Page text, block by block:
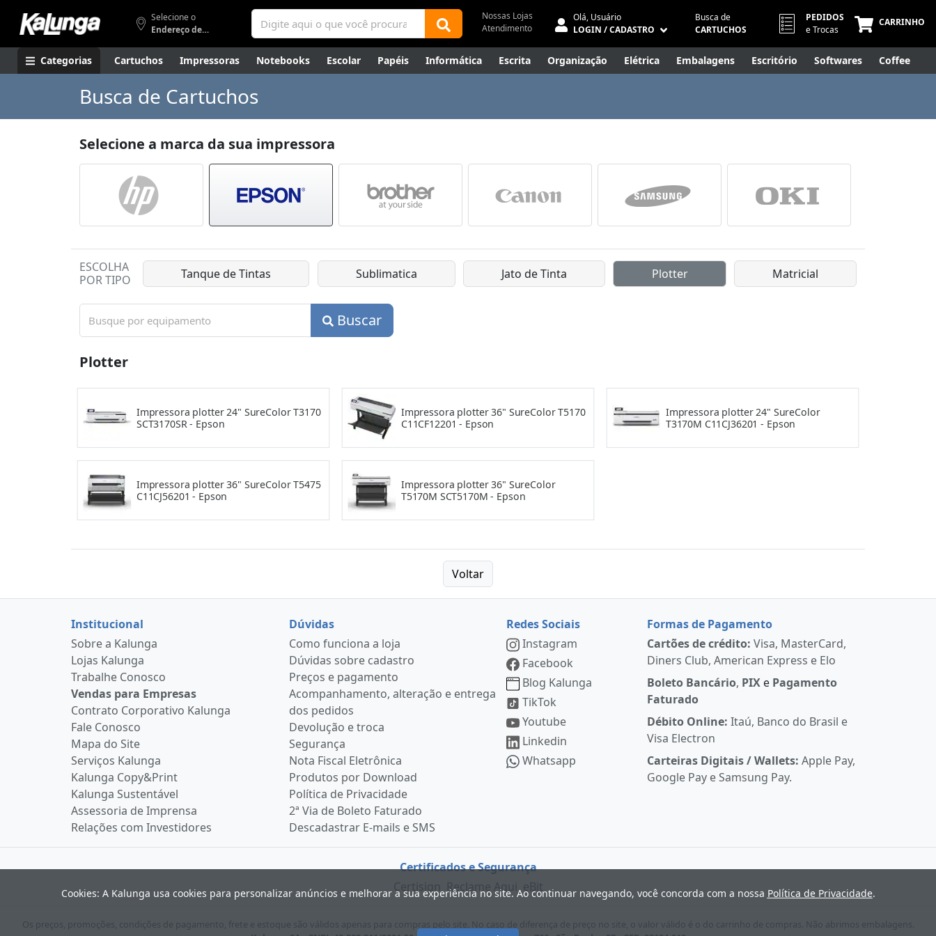
Selecione o
Endereço de entrega
Nossas Lojas
Atendimento
Olá, Usuário
LOGIN / CADASTRO
Busca de
CARTUCHOS
PEDIDOS
e Trocas
CARRINHO
Categorias Cartuchos Impressoras Notebooks Escolar Papéis Informática Escrita Organização Elétrica Embalagens Escritório Softwares Coffee
Apresentação Smartphones Artes
Busca de Cartuchos
Selecione a marca da sua impressora
ESCOLHA
POR TIPO
Tanque de Tintas Sublimatica Jato de Tinta Plotter Matricial
Buscar
Plotter
Impressora plotter 24" SureColor T3170
SCT3170SR - Epson
Impressora plotter 36" SureColor T5170
C11CF12201 - Epson
Impressora plotter 24" SureColor
T3170M C11CJ36201 - Epson
Impressora plotter 36" SureColor T5475
C11CJ56201 - Epson
Impressora plotter 36" SureColor
T5170M SCT5170M - Epson
Voltar
Institucional
Sobre a Kalunga
Lojas Kalunga
Trabalhe Conosco
Vendas para Empresas
Contrato Corporativo Kalunga
Fale Conosco
Mapa do Site
Serviços Kalunga
Kalunga Copy&Print
Kalunga Sustentável
Assessoria de Imprensa
Relações com Investidores
Dúvidas
Como funciona a loja
Dúvidas sobre cadastro
Preços e pagamento
Acompanhamento, alteração e entrega
dos pedidos
Devolução e troca
Segurança
Nota Fiscal Eletrônica
Produtos por Download
Política de Privacidade
2ª Via de Boleto Faturado
Descadastrar E-mails e SMS
Redes Sociais
Instagram
Facebook
Blog Kalunga
TikTok
Youtube
Linkedin
Whatsapp
Formas de Pagamento
Cartões de crédito: Visa, MasterCard,
Diners Club, American Express e Elo
Boleto Bancário, PIX e Pagamento
Faturado
Débito Online: Itaú, Banco do Brasil e
Visa Electron
Carteiras Digitais / Wallets:Apple Pay,
Google Pay e Samsung Pay.
Certificados e Segurança
Certisign Reclame Aqui eBit
Os preços, promoções, condições de pagamento, frete e estoque são válidos apenas para compras pelo site. No caso de diferença de preço no site, o valor válido é o do carrinho de compras. Não abrimos embalagens.
Cookies: A Kalunga usa cookies para personalizar anúncios e melhorar a sua experiência no site. Ao continuar navegando, você concorda com a nossa Política de Privacidade.